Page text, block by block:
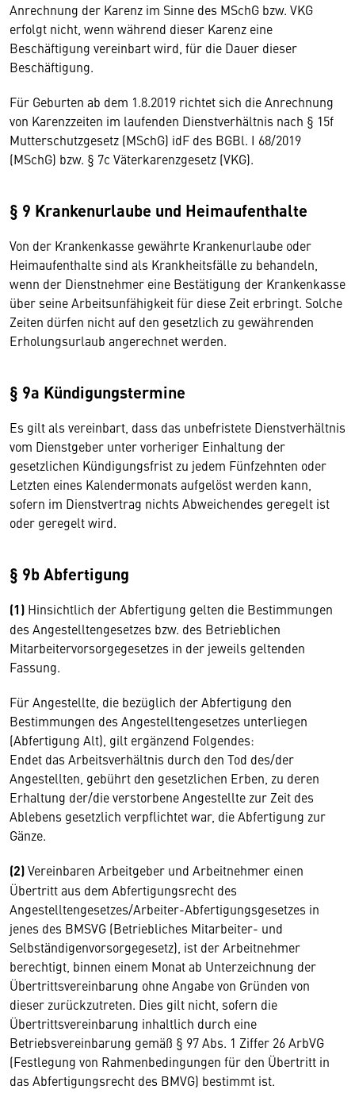
Anrechnung der Karenz im Sinne des MSchG bzw. VKG
erfolgt nicht, wenn während dieser Karenz eine
Beschäftigung vereinbart wird, für die Dauer dieser
Beschäftigung.
Für Geburten ab dem 1.8.2019 richtet sich die Anrechnung
von Karenzzeiten im laufenden Dienstverhältnis nach § 15f
Mutterschutzgesetz (MSchG) idF des BGBl. I 68/2019
(MSchG) bzw. § 7c Väterkarenzgesetz (VKG).
§ 9 Krankenurlaube und Heimaufenthalte
Von der Krankenkasse gewährte Krankenurlaube oder
Heimaufenthalte sind als Krankheitsfälle zu behandeln,
wenn der Dienstnehmer eine Bestätigung der Krankenkasse
über seine Arbeitsunfähigkeit für diese Zeit erbringt. Solche
Zeiten dürfen nicht auf den gesetzlich zu gewährenden
Erholungsurlaub angerechnet werden.
§ 9a Kündigungstermine
Es gilt als vereinbart, dass das unbefristete Dienstverhältnis
vom Dienstgeber unter vorheriger Einhaltung der
gesetzlichen Kündigungsfrist zu jedem Fünfzehnten oder
Letzten eines Kalendermonats aufgelöst werden kann,
sofern im Dienstvertrag nichts Abweichendes geregelt ist
oder geregelt wird.
§ 9b Abfertigung
(1) Hinsichtlich der Abfertigung gelten die Bestimmungen
des Angestelltengesetzes bzw. des Betrieblichen
Mitarbeitervorsorgegesetzes in der jeweils geltenden
Fassung.
Für Angestellte, die bezüglich der Abfertigung den
Bestimmungen des Angestelltengesetzes unterliegen
(Abfertigung Alt), gilt ergänzend Folgendes:
Endet das Arbeitsverhältnis durch den Tod des/der
Angestellten, gebührt den gesetzlichen Erben, zu deren
Erhaltung der/die verstorbene Angestellte zur Zeit des
Ablebens gesetzlich verpflichtet war, die Abfertigung zur
Gänze.
(2)Vereinbaren Arbeitgeber und Arbeitnehmer einen
Übertritt aus dem Abfertigungsrecht des
Angestelltengesetzes/Arbeiter-Abfertigungsgesetzes in
jenes des BMSVG (Betriebliches Mitarbeiter- und
Selbständigenvorsorgegesetz), ist der Arbeitnehmer
berechtigt, binnen einem Monat ab Unterzeichnung der
Übertrittsvereinbarung ohne Angabe von Gründen von
dieser zurückzutreten. Dies gilt nicht, sofern die
Übertrittsvereinbarung inhaltlich durch eine
Betriebsvereinbarung gemäß § 97 Abs. 1 Ziffer 26 ArbVG
(Festlegung von Rahmenbedingungen für den Übertritt in
das Abfertigungsrecht des BMVG) bestimmt ist.